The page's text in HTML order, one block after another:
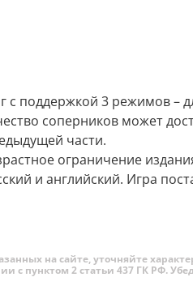
с поддержкой 3 режимов –
соперников может
части.
ограничение
и английский. Игра
на сайте, уточняйте
с пунктом 2 статьи 437 ГК РФ.